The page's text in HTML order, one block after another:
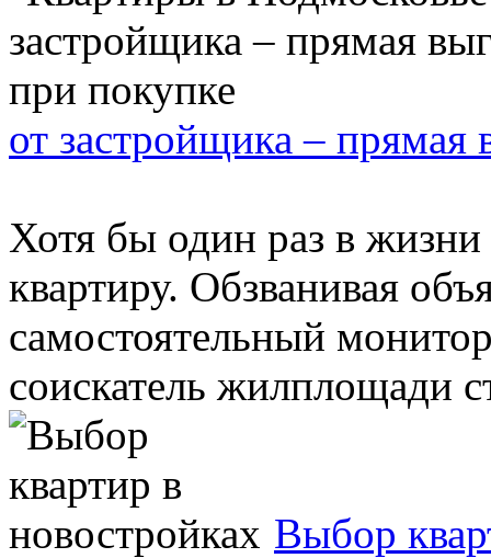
от застройщика – прямая
Хотя бы один раз в
квартиру. Обзванивая
самостоятельный
соискатель жилплощади
Выбор